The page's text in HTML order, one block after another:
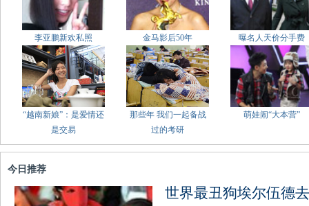
李亚鹏新欢私照 金马影后50年 曝名人天价分手费
“越南新娘”：是爱情还
是交易
那些年 我们一起备战
过的考研
萌娃闹“大本营”
今日推荐
世界最丑狗埃尔伍德